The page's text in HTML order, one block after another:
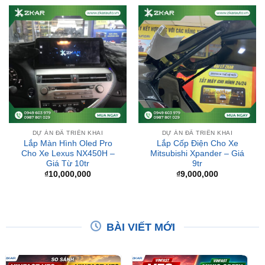
DỰ ÁN ĐÃ TRIỂN KHAI
Lắp Màn Hình Oled Pro
Cho Xe Lexus NX450H –
Giá Từ 10tr
₫10,000,000
DỰ ÁN ĐÃ TRIỂN KHAI
Lắp Cốp Điện Cho Xe
Mitsubishi Xpander – Giá
9tr
₫9,000,000